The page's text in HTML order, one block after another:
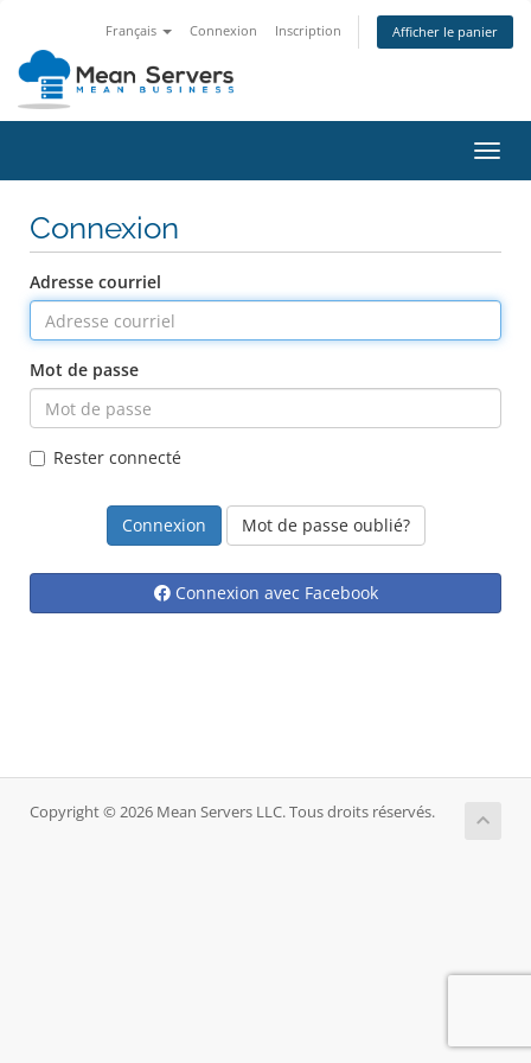
Français Connexion Inscription Afficher le panier
la
Connexion
Adresse courriel
Mot de passe
Rester connecté
Mot de passe oublié?
Connexion avec Facebook
Copyright © 2026 Mean Servers LLC. Tous droits réservés.